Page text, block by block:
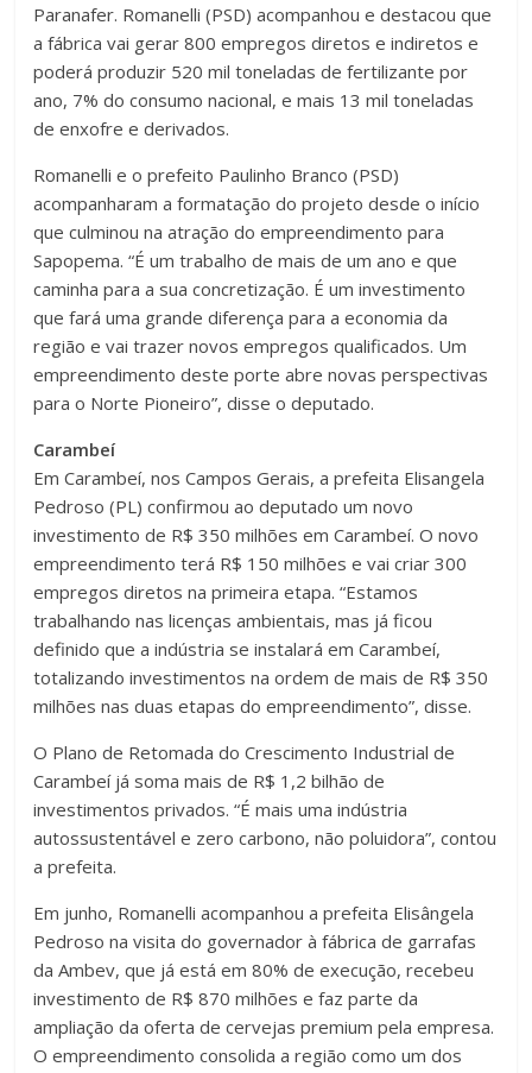
Paranafer. Romanelli (PSD) acompanhou e destacou que
a fábrica vai gerar 800 empregos diretos e indiretos e
poderá produzir 520 mil toneladas de fertilizante por
ano, 7% do consumo nacional, e mais 13 mil toneladas
de enxofre e derivados.
Romanelli e o prefeito Paulinho Branco (PSD)
acompanharam a formatação do projeto desde o início
que culminou na atração do empreendimento para
Sapopema. “É um trabalho de mais de um ano e que
caminha para a sua concretização. É um investimento
que fará uma grande diferença para a economia da
região e vai trazer novos empregos qualificados. Um
empreendimento deste porte abre novas perspectivas
para o Norte Pioneiro”, disse o deputado.
Carambeí
Em Carambeí, nos Campos Gerais, a prefeita Elisangela
Pedroso (PL) confirmou ao deputado um novo
investimento de R$ 350 milhões em Carambeí. O novo
empreendimento terá R$ 150 milhões e vai criar 300
empregos diretos na primeira etapa. “Estamos
trabalhando nas licenças ambientais, mas já ficou
definido que a indústria se instalará em Carambeí,
totalizando investimentos na ordem de mais de R$ 350
milhões nas duas etapas do empreendimento”, disse.
O Plano de Retomada do Crescimento Industrial de
Carambeí já soma mais de R$ 1,2 bilhão de
investimentos privados. “É mais uma indústria
autossustentável e zero carbono, não poluidora”, contou
a prefeita.
Em junho, Romanelli acompanhou a prefeita Elisângela
Pedroso na visita do governador à fábrica de garrafas
da Ambev, que já está em 80% de execução, recebeu
investimento de R$ 870 milhões e faz parte da
ampliação da oferta de cervejas premium pela empresa.
O empreendimento consolida a região como um dos